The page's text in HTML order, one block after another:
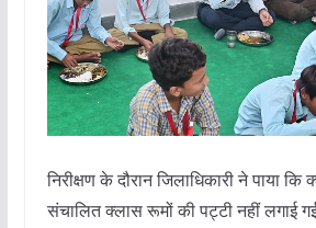
निरीक्षण के दौरान जिलाधिकारी ने पाया
संचालित क्लास रूमों की पट्टी नहीं लगाई